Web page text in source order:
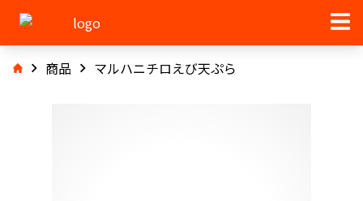
商品 マルハニチロえび天ぷら